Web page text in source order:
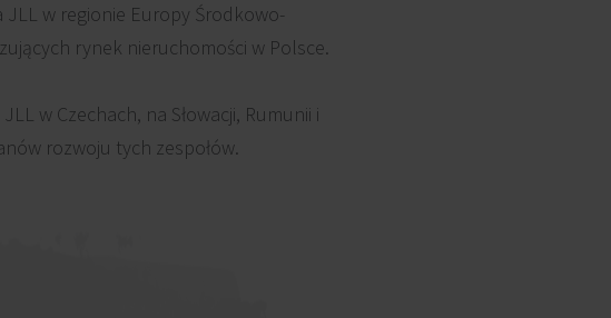
JLL w regionie Europy Środkowo-
rynek nieruchomości w Polsce.
w Czechach, na Słowacji, Rumunii i
rozwoju tych zespołów.